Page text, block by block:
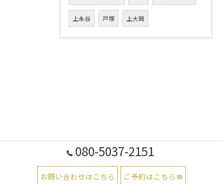
上永谷 戸塚 上大岡
080-5037-2151
お問い合わせはこちら ご予約はこちら